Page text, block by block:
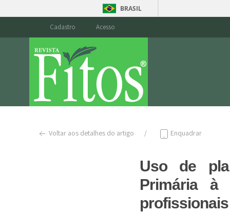
BRASIL
Cadastro Acesso
Voltar aos detalhes do artigo Enquadrar